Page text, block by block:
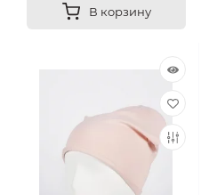
В корзину